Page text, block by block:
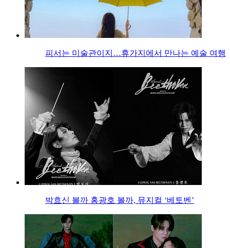
피서는 미술관이지…휴가지에서 만나는 예술 여행
박효신 볼까 홍광호 볼까, 뮤지컬 ‘베토벤’